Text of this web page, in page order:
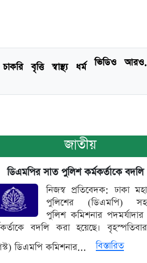
চাকরি বৃত্তি স্বাস্থ্য ধর্ম ভিডিও
জাতীয়
ডিএমপির সাত পুলিশ কর্মকর্তাকে বদলি
নিজস্ব প্রতিবেদক: ঢাকা
পুলিশের (ডিএমপি)
পুলিশ কমিশনার
বদলি করা হয়েছে।
ডিএমপি কমিশনার...
বিস্তারিত